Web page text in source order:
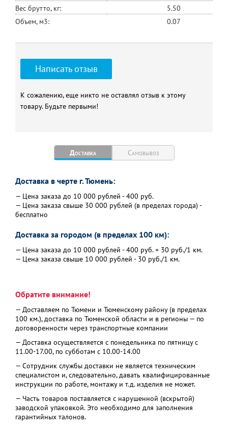
Вес брутто, кг:
5.50
Объем, м3:
0.07
Написать отзыв
К сожалению, еще никто не оставлял отзыв к этому
товару. Будьте первыми!
Доставка Самовывоз
Доставка в черте г. Тюмень:
— Цена заказа до 10 000 рублей - 400 руб.
— Цена заказа свыше 30 000 рублей (в пределах города) -
бесплатно
Доставка за городом (в пределах 100 км):
— Цена заказа до 10 000 рублей - 400 руб. + 30 руб./1 км.
— Цена заказа свыше 10 000 рублей - 30 руб./1 км.
Обратите внимание!
— Доставляем по Тюмени и Тюменскому району (в пределах
100 км.), доставка по Тюменской области и в регионы — по
договоренности через транспортные компании
— Доставка осуществляется с понедельника по пятницу с
11.00-17.00, по субботам с 10.00-14.00
— Сотрудник службы доставки не является техническим
специалистом и, следовательно, давать квалифицированные
инструкции по работе, монтажу и т.д. изделия не может.
— Часть товаров поставляется с нарушенной (вскрытой)
заводской упаковкой. Это необходимо для заполнения
гарантийных талонов.